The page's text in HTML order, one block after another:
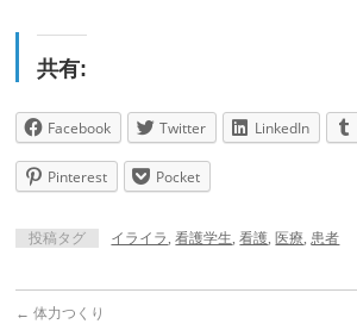
共有:
Facebook Twitter LinkedIn
Pinterest Pocket
投稿タグ イライラ,看護学生,看護, 医療,患者
← 体力つくり